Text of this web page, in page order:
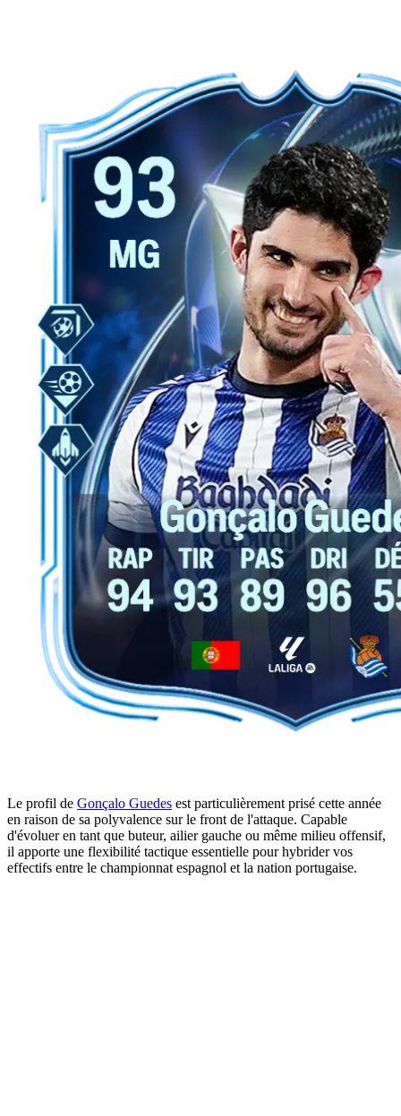
Le profil de Gonçalo Guedes est particulièrement prisé cette année
en raison de sa polyvalence sur le front de l'attaque. Capable
d'évoluer en tant que buteur, ailier gauche ou même milieu offensif,
il apporte une flexibilité tactique essentielle pour hybrider vos
effectifs entre le championnat espagnol et la nation portugaise.